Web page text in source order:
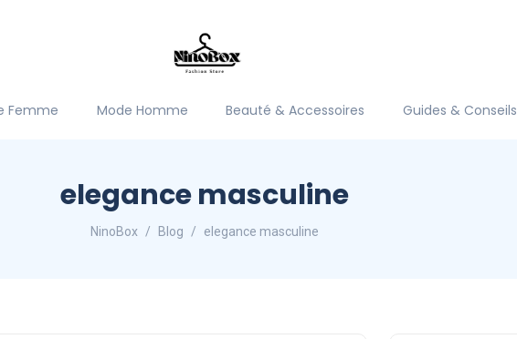
Femme Mode Homme Beauté & Accessoires Guides & Conseils
elegance masculine
NinoBox Blog elegance masculine